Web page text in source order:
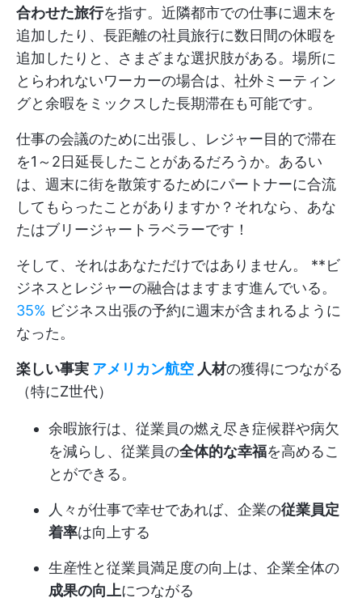
合わせた旅行を指す。近隣都市での仕事に週末を
追加したり、長距離の社員旅行に数日間の休暇を
追加したりと、さまざまな選択肢がある。場所に
とらわれないワーカーの場合は、社外ミーティン
グと余暇をミックスした長期滞在も可能です。
仕事の会議のために出張し、レジャー目的で滞在
を1～2日延長したことがあるだろうか。あるい
は、週末に街を散策するためにパートナーに合流
してもらったことがありますか？それなら、あな
たはブリージャートラベラーです！
そして、それはあなただけではありません。 **ビ
ジネスとレジャーの融合はますます進んでいる。
35% ビジネス出張の予約に週末が含まれるように
なった。
楽しい事実 アメリカン航空 人材の獲得につながる
（特にZ世代）
余暇旅行は、従業員の燃え尽き症候群や病欠
を減らし、従業員の全体的な幸福を高めるこ
とができる。
人々が仕事で幸せであれば、企業の従業員定
着率は向上する
生産性と従業員満足度の向上は、企業全体の
成果の向上につながる